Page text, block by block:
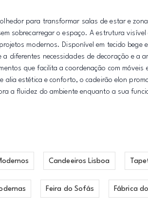
para transformar salas de estar e
sobrecarregar o espaço. A estrutura visível
modernos. Disponível em tecido bege
necessidades de decoração e a
que facilita a coordenação com móveis
estética e conforto, o cadeirão elon
a fluidez do ambiente enquanto a sua
Candeeiros Lisboa
Feira do Sofás Fábrica